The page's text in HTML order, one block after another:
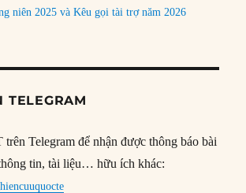
niên 2025 và Kêu gọi tài trợ năm 2026
TELEGRAM
Telegram để nhận được thông báo bài
tin, tài liệu… hữu ích khác: